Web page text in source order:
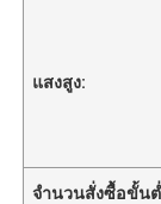
แสงสูง:
จำนวนสั่งซื้อขั้น